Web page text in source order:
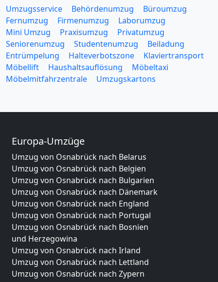
Umzugsservice Behördenumzug
Büroumzug
Fernumzug
Firmenumzug
Laborumzug
Mini Umzug
Praxisumzug
Privatumzug
Seniorenumzug
Studentenumzug
Beiladung
Entrümpelung
Halteverbotszone
Klaviertransport
Möbellift
Haushaltsauflösung
Möbeltaxi
Möbelmitfahrzentrale
Umzugskartons
Europa-Umzüge
Umzug von Osnabrück nach Belarus
Umzug von Osnabrück nach Belgien
Umzug von Osnabrück nach Bulgarien
Umzug von Osnabrück nach Dänemark
Umzug von Osnabrück nach England
Umzug von Osnabrück nach Portugal
Umzug von Osnabrück nach Bosnien
und Herzegowina
Umzug von Osnabrück nach Irland
Umzug von Osnabrück nach Lettland
Umzug von Osnabrück nach Zypern